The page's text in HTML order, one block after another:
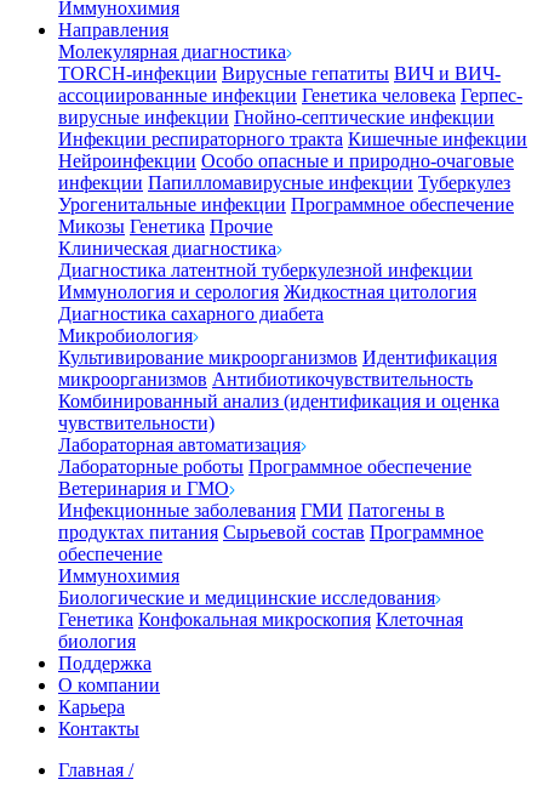
Иммунохимия
Направления
Молекулярная диагностика
TORCH-инфекции Вирусные гепатиты ВИЧ и ВИЧ-
ассоциированные инфекции Генетика человека Герпес-
вирусные инфекции Гнойно-септические инфекции
Инфекции респираторного тракта Кишечные инфекции
Нейроинфекции Особо опасные и природно-очаговые
инфекции Папилломавирусные инфекции Туберкулез
Урогенитальные инфекции Программное обеспечение
Микозы Генетика Прочие
Клиническая диагностика
Диагностика латентной туберкулезной инфекции
Иммунология и серология Жидкостная цитология
Диагностика сахарного диабета
Микробиология
Культивирование микроорганизмов Идентификация
микроорганизмов Антибиотикочувствительность
Комбинированный анализ (идентификация и оценка
чувствительности)
Лабораторная автоматизация
Лабораторные роботы Программное обеспечение
Ветеринария и ГМО
Инфекционные заболевания ГМИ Патогены в
продуктах питания Сырьевой состав Программное
обеспечение
Иммунохимия
Биологические и медицинские исследования
Генетика Конфокальная микроскопия Клеточная
биология
Поддержка
О компании
Карьера
Контакты
Главная /